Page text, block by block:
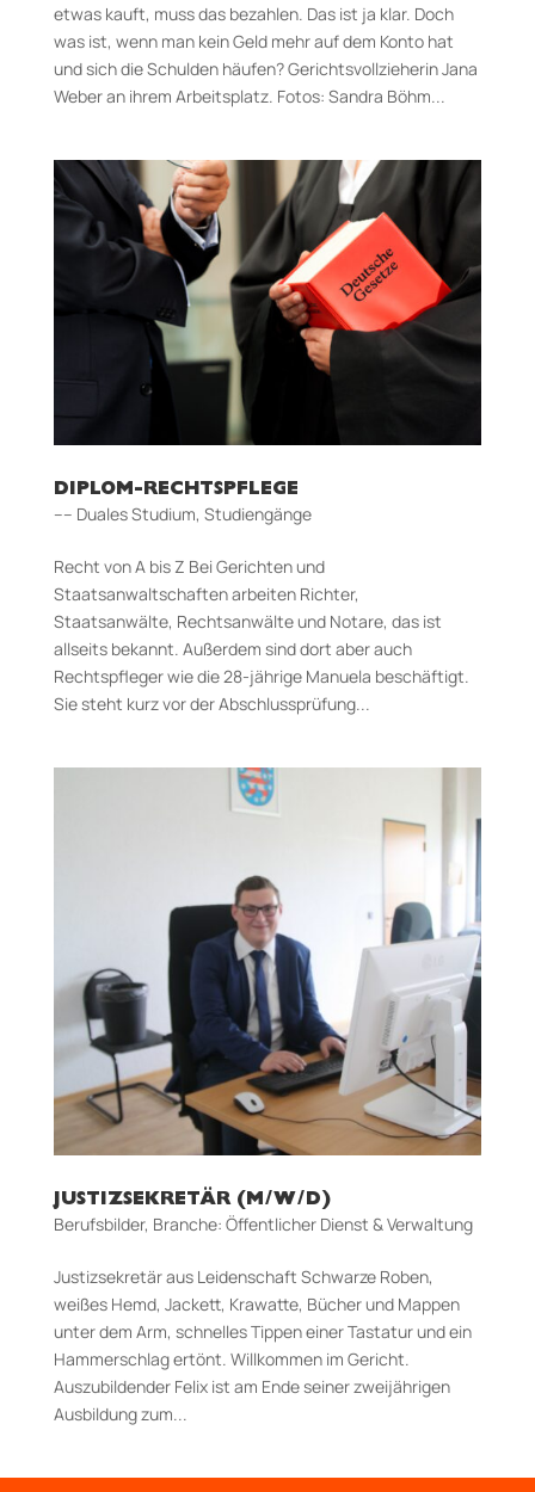
etwas kauft, muss das bezahlen. Das ist ja klar. Doch
was ist, wenn man kein Geld mehr auf dem Konto hat
und sich die Schul­den häufen? Gerichtsvollzieherin Jana
Weber an ihrem Arbeitsplatz. Fotos: Sandra Böhm...
DIPLOM-RECHTSPFLEGE
–– Duales Studium, Studiengänge
Recht von A bis Z Bei Gerichten und
Staatsanwaltschaften arbeiten Richter,
Staatsanwälte, Rechtsanwälte und Notare, das ist
allseits bekannt. Außerdem sind dort aber auch
Rechtspfleger wie die 28-jährige Manuela beschäftigt.
Sie steht kurz vor der Abschlussprüfung...
JUSTIZSEKRETÄR (M/W/D)
Berufsbilder, Branche: Öffentlicher Dienst & Verwaltung
Justizsekretär aus Leidenschaft Schwarze Roben,
weißes Hemd, Jackett, Krawatte, Bücher und Mappen
unter dem Arm, schnelles Tippen einer Tastatur und ein
Hammerschlag ertönt. Willkommen im Gericht.
Auszubildender Felix ist am Ende seiner zweijährigen
Ausbildung zum...